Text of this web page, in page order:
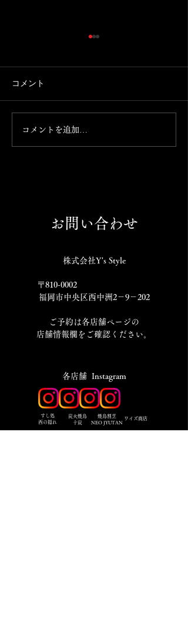
光ってます☆
コメント
コメントを追加…
お問い合わせ
株式会社Y's Style
〒810-0002
福岡市中央区西中洲2－9－202
​ご予約は各店舗ページの
店舗情報欄をご確認ください。
​各店舗 Instagram
​すし処
西の隠れ
炭火焼鳥
十炭
焼鳥割烹
NEO JYUTAN
ワイズ商店